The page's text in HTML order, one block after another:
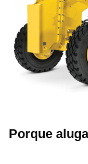
Porque